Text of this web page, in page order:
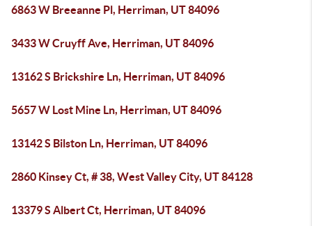
6863 W Breeanne Pl, Herriman, UT 84096
3433 W Cruyff Ave, Herriman, UT 84096
13162 S Brickshire Ln, Herriman, UT 84096
5657 W Lost Mine Ln, Herriman, UT 84096
13142 S Bilston Ln, Herriman, UT 84096
2860 Kinsey Ct, # 38, West Valley City, UT 84128
13379 S Albert Ct, Herriman, UT 84096